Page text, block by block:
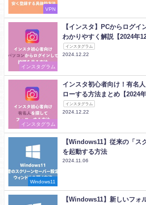
VPN
インスタグラム
【インスタ】PCからログイ
わかりやすく解説【2024年12
インスタグラム
2024.12.22
インスタグラム
インスタ初心者向け！有名
ローする方法まとめ【2024年
インスタグラム
2024.12.22
Windows11
【Windows11】従来の「ス
を起動する方法
2024.11.06
【Windows11】新しいフォ